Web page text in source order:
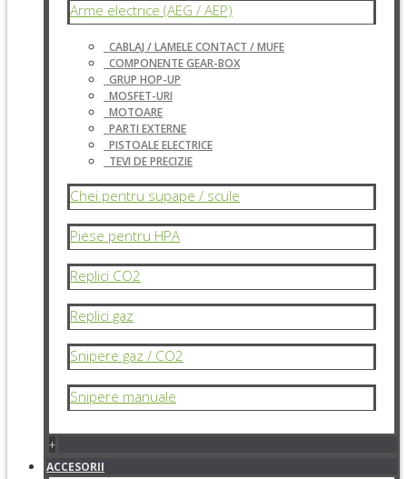
Arme electrice (AEG / AEP)
CABLAJ / LAMELE CONTACT / MUFE
COMPONENTE GEAR-BOX
GRUP HOP-UP
MOSFET-URI
MOTOARE
PARTI EXTERNE
PISTOALE ELECTRICE
TEVI DE PRECIZIE
Chei pentru supape / scule
Piese pentru HPA
Replici CO2
Replici gaz
Snipere gaz / CO2
Snipere manuale
+
ACCESORII